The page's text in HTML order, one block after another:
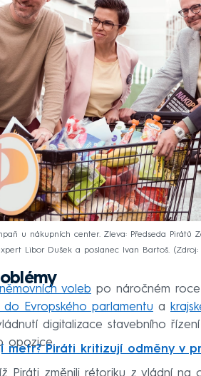
u nákupních center. Zleva: Předseda Pirátů
Libor Dušek a poslanec Ivan Bartoš.
Zdroj:
voleb po náročném
do Evropského parlamentu a
digitalizace stavebního
opozice.
metr? Piráti kritizují odměny v